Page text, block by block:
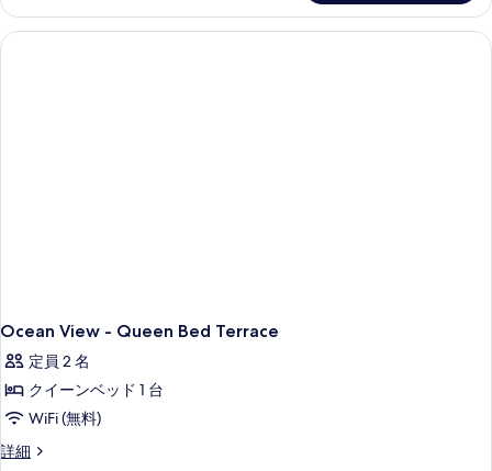
Bed
Terrace
の
Ocean View - Queen Bed Terrace
定員 2 名
クイーンベッド 1 台
WiFi (無料)
詳細
Ocean